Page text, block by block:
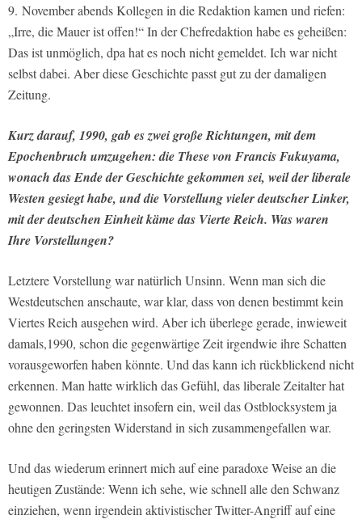
9. November abends Kollegen in die Redaktion kamen und riefen:
„Irre, die Mauer ist offen!“ In der Chefredaktion habe es geheißen:
Das ist unmöglich, dpa hat es noch nicht gemeldet. Ich war nicht
selbst dabei. Aber diese Geschichte passt gut zu der damaligen
Zeitung.
Kurz darauf, 1990, gab es zwei große Richtungen, mit dem
Epochenbruch umzugehen: die These von Francis Fukuyama,
wonach das Ende der Geschichte gekommen sei, weil der liberale
Westen gesiegt habe, und die Vorstellung vieler deutscher Linker,
mit der deutschen Einheit käme das Vierte Reich. Was waren
Ihre Vorstellungen?
Letztere Vorstellung war natürlich Unsinn. Wenn man sich die
Westdeutschen anschaute, war klar, dass von denen bestimmt kein
Viertes Reich ausgehen wird. Aber ich überlege gerade, inwieweit
damals,1990, schon die gegenwärtige Zeit irgendwie ihre Schatten
vorausgeworfen haben könnte. Und das kann ich rückblickend nicht
erkennen. Man hatte wirklich das Gefühl, das liberale Zeitalter hat
gewonnen. Das leuchtet insofern ein, weil das Ostblocksystem ja
ohne den geringsten Widerstand in sich zusammengefallen war.
Und das wiederum erinnert mich auf eine paradoxe Weise an die
heutigen Zustände: Wenn ich sehe, wie schnell alle den Schwanz
einziehen, wenn irgendein aktivistischer Twitter-Angriff auf eine